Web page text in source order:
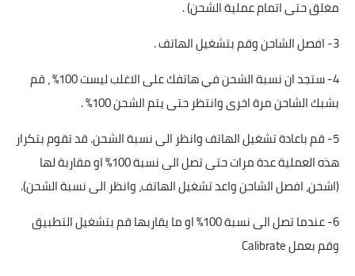
مغلق حتى اتمام عملية الشحن) .
3- افصل الشاحن وقم بتشغيل الهاتف .
4- ستجد ان نسبة الشحن في هاتفك على الاغلب ليست 100% ، قم
بشبك الشاحن مرة اخرى وانتظر حتى يتم الشحن 100% .
5- قم باعادة تشغيل الهاتف وانظر الى نسبة الشحن. قد تقوم بتكرار
هذه العملية عدة مرات حتى تصل الى نسبة 100% او مقاربة لها
(اشحن، افصل الشاحن واعد تشغيل الهاتف، وانظر الى نسبة الشحن).
6- عندما تصل الى نسبة 100% او ما يقاربها قم بتشغيل التطبيق
وقم بعمل Calibrate